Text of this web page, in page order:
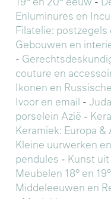
Enluminures en
Filatelie:
Gebouwen en
-
couture en
Ikonen en
Ivoor en email -
porselein Azië -
Keramiek: Europa &
Kleine uurwerken
pendules - Kunst
Meubelen 18° en
Middeleeuwen en